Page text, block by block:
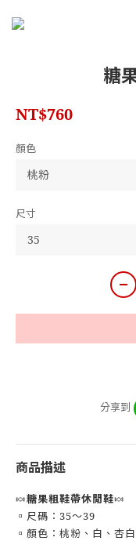
糖
NT$760
顏色
尺寸
分享到
商品描述
🍬糖果粗鞋帶休閒鞋🍬
▫️尺碼：35～39
▫️顏色：桃粉、白、杏白